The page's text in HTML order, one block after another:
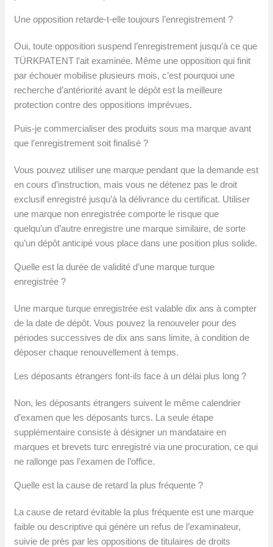
Une opposition retarde-t-elle toujours l’enregistrement ?
Oui, toute opposition suspend l’enregistrement jusqu’à ce que
TÜRKPATENT l’ait examinée. Même une opposition qui finit
par échouer mobilise plusieurs mois, c’est pourquoi une
recherche d’antériorité avant le dépôt est la meilleure
protection contre des oppositions imprévues.
Puis-je commercialiser des produits sous ma marque avant
que l’enregistrement soit finalisé ?
Vous pouvez utiliser une marque pendant que la demande est
en cours d’instruction, mais vous ne détenez pas le droit
exclusif enregistré jusqu’à la délivrance du certificat. Utiliser
une marque non enregistrée comporte le risque que
quelqu’un d’autre enregistre une marque similaire, de sorte
qu’un dépôt anticipé vous place dans une position plus solide.
Quelle est la durée de validité d’une marque turque
enregistrée ?
Une marque turque enregistrée est valable dix ans à compter
de la date de dépôt. Vous pouvez la renouveler pour des
périodes successives de dix ans sans limite, à condition de
déposer chaque renouvellement à temps.
Les déposants étrangers font-ils face à un délai plus long ?
Non, les déposants étrangers suivent le même calendrier
d’examen que les déposants turcs. La seule étape
supplémentaire consiste à désigner un mandataire en
marques et brevets turc enregistré via une procuration, ce qui
ne rallonge pas l’examen de l’office.
Quelle est la cause de retard la plus fréquente ?
La cause de retard évitable la plus fréquente est une marque
faible ou descriptive qui génère un refus de l’examinateur,
suivie de près par les oppositions de titulaires de droits